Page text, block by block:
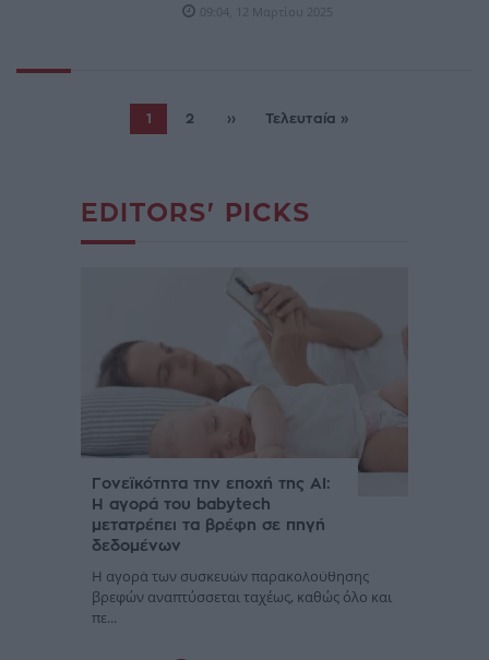
09:04, 12 Μαρτίου 2025
1 2 ›› Τελευταία »
EDITORS' PICKS
Γονεϊκότητα την εποχή της AI:
Η αγορά του babytech
μετατρέπει τα βρέφη σε πηγή
δεδομένων
Η αγορά των συσκευών παρακολούθησης
βρεφών αναπτύσσεται ταχέως, καθώς όλο και
πε...